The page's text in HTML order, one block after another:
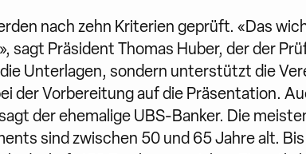
nach zehn Kriterien geprüft. «Das
sagt Präsident Thomas Huber, der der
Unterlagen, sondern unterstützt die
der Vorbereitung auf die Präsentation.
der ehemalige UBS-Banker. Die
sind zwischen 50 und 65 Jahre alt.